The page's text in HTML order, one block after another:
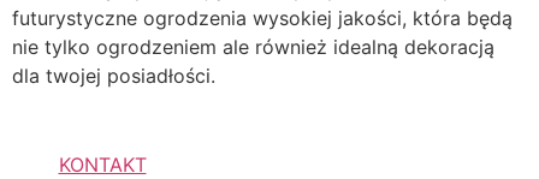
futurystyczne ogrodzenia wysokiej jakości, która będą
nie tylko ogrodzeniem ale również idealną dekoracją
dla twojej posiadłości.
KONTAKT